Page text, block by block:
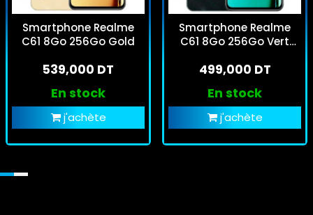
Smartphone Realme
C61 8Go 256Go Gold
539,000 DT
En stock
j'achète
Smartphone Realme
C61 8Go 256Go Vert
499,000 DT
En stock
j'achète